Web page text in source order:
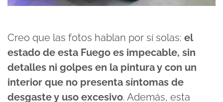
Creo que las fotos hablan por sí solas: el
estado de esta Fuego es impecable, sin
detalles ni golpes en la pintura y con un
interior que no presenta síntomas de
desgaste y uso excesivo. Además, esta